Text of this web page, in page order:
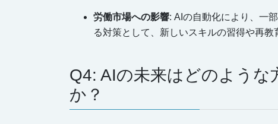
労働市場への影響: AIの自動化により、一
る対策として、新しいスキルの習得や再教
Q4: AIの未来はどのよう
か？